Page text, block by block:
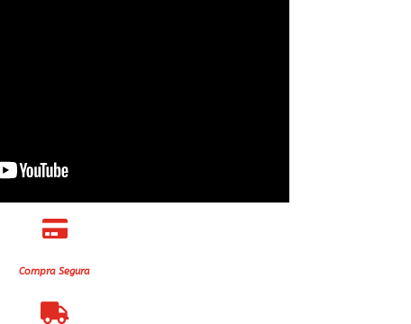

Compra Segura
